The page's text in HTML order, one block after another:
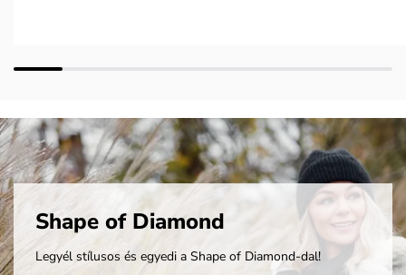
Shape of Diamond
Legyél stílusos és egyedi a Shape of Diamond-dal!